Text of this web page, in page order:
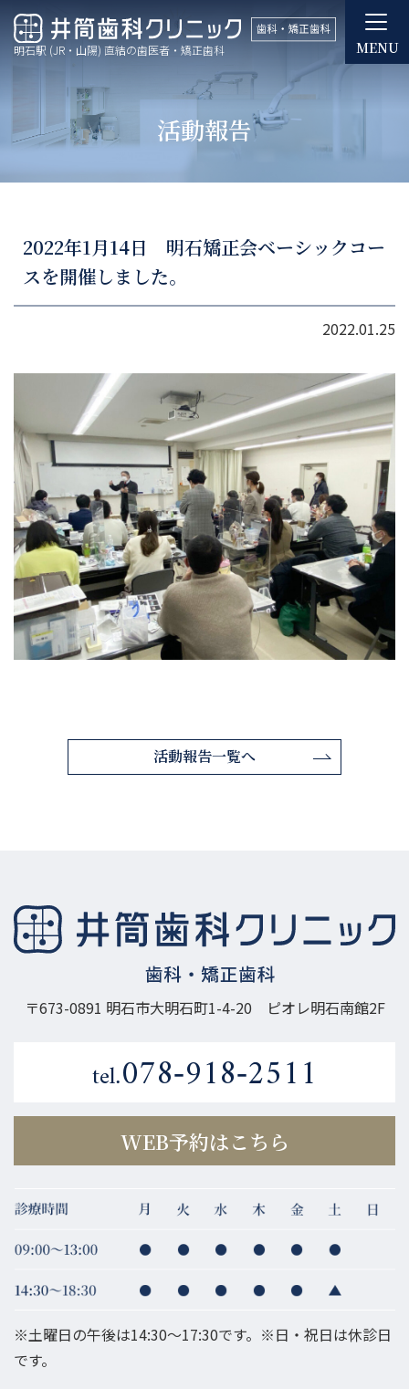
MENU
明石駅 (JR・山陽) 直結の歯医者・矯正歯科
活動報告
2022年1月14日 明石矯正会ベーシックコー
スを開催しました。
2022.01.25
活動報告一覧へ
〒673-0891 明石市大明石町1-4-20 ピオレ明石南館2F
tel.078-918-2511
WEB予約はこちら
※土曜日の午後は14:30～17:30です。※日・祝日は休診日
です。